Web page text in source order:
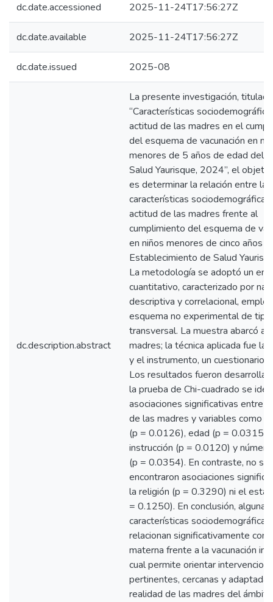
dc.date.accessioned 2025-11-24T17:56:27Z
dc.date.available 2025-11-24T17:56:27Z
dc.date.issued 2025-08
dc.description.abstract
La presente investigación, titulada
“Características
actitud de las madres en el
del esquema de vacunación en
menores de 5 años de edad del
Salud Yaurisque, 2024”, el
es determinar la relación entre las
características sociodemográficas
actitud de las madres frente al
cumplimiento del esquema de
en niños menores de cinco años
Establecimiento de Salud
La metodología se adoptó un
cuantitativo, caracterizado por
descriptiva y correlacional,
esquema no experimental de tipo
transversal. La muestra abarcó a
madres; la técnica aplicada fue la
y el instrumento, un cuestionario
Los resultados fueron
la prueba de Chi-cuadrado se
asociaciones significativas entre
de las madres y variables como
(p = 0.0126), edad (p = 0.0315),
instrucción (p = 0.0120) y
(p = 0.0354). En contraste, no se
encontraron asociaciones
la religión (p = 0.3290) ni el
= 0.1250). En conclusión, algunas
características
relacionan significativamente con
materna frente a la vacunación
cual permite orientar
pertinentes, cercanas y
realidad de las madres del